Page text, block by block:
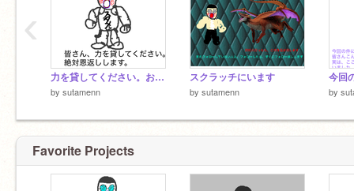
力を貸してください。お願いします。
by sutamenn
スクラッチにいます
by sutamenn
今回
by
‹
Favorite Projects